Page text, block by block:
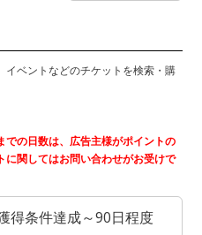
イベントなどのチケットを検索・購
での日数は、広告主様がポイントの
関してはお問い合わせがお受けで
得条件達成～90日程度